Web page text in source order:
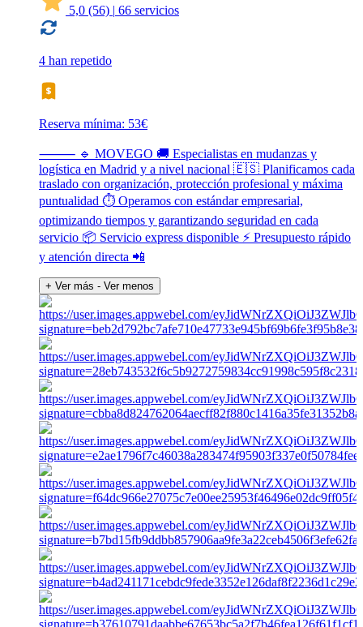
5,0 (56) | 66 servicios
4 han repetido
Reserva mínima: 53€
⸻ 🔹 MOVEGO 🚚 Especialistas en mudanzas y
logística en Madrid y a nivel nacional 🇪🇸 Planificamos cada
traslado con organización, protección profesional y máxima
puntualidad ⏱️ Operamos con estándar empresarial,
optimizando tiempos y garantizando seguridad en cada
servicio 📦 Servicio express disponible ⚡ Presupuesto rápido
y atención directa 📲
+ Ver más - Ver menos